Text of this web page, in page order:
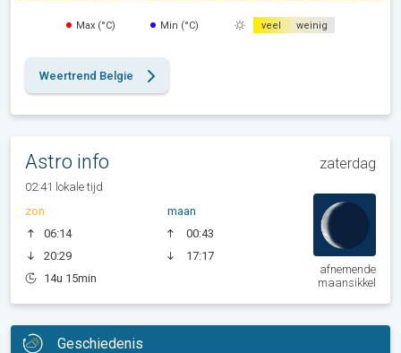
Max (°C) Min (°C) veel weinig
Weertrend Belgie
Astro info zaterdag
02:41 lokale tijd
zon
06:14
20:29
14u 15min
maan
00:43
17:17
afnemende
maansikkel
Geschiedenis